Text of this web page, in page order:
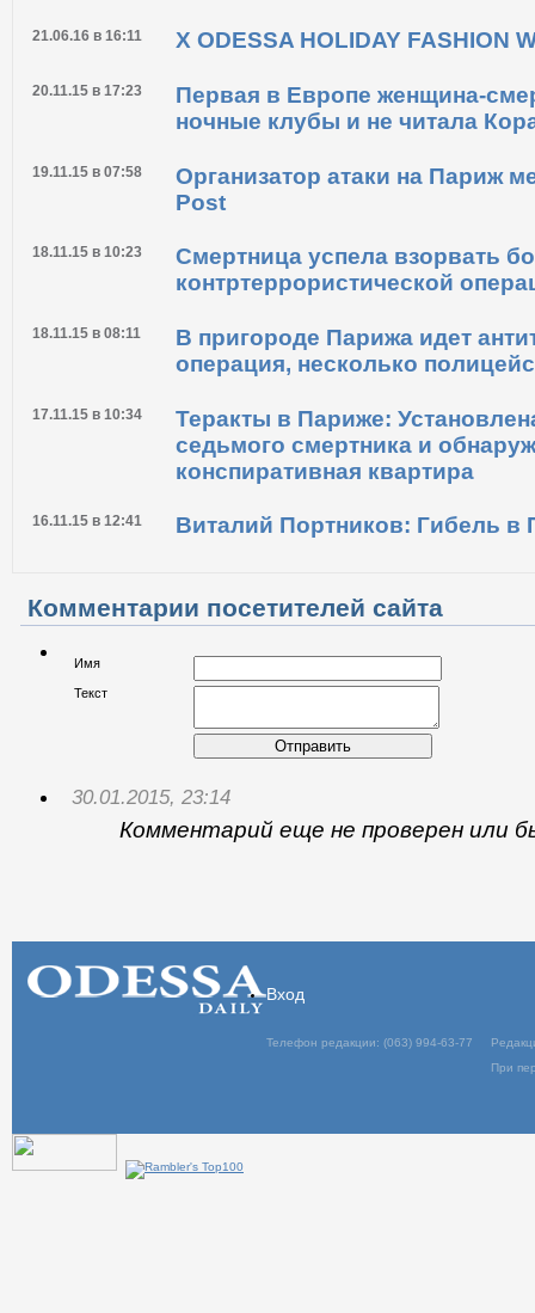
21.06.16 в 16:11 Х ODESSA HOLIDAY FASHION
20.11.15 в 17:23
Первая в Европе женщина-
ночные клубы и не читала
19.11.15 в 07:58
Организатор атаки на Париж
Post
18.11.15 в 10:23
Смертница успела взорвать
контртеррористической
18.11.15 в 08:11
В пригороде Парижа идет
операция, несколько
17.11.15 в 10:34
Теракты в Париже:
седьмого смертника и
конспиративная квартира
16.11.15 в 12:41 Виталий Портников: Гибель в
Комментарии посетителей сайта
Имя
Текст
Отправить
30.01.2015, 23:14
Комментарий еще не проверен или
Вход
Телефон редакции: (063) 994-63-77
При